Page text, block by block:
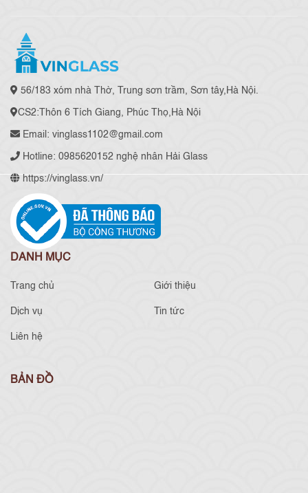
56/183 xóm nhà Thờ, Trung sơn trầm, Sơn tây,Hà Nội.
CS2:Thôn 6 Tích Giang, Phúc Thọ,Hà Nội
Email: vinglass1102@gmail.com
Hotline: 0985620152 nghệ nhân Hải Glass
https://vinglass.vn/
DANH MỤC
Trang chủ Giới thiệu
Dịch vụ Tin tức
Liên hệ
BẢN ĐỒ